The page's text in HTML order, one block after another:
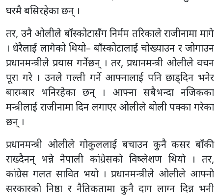
घरमै बसिरहेका छन् ।
तर, उनै ओलीले बाँस्कोटासँग निर्मम तरिकाले राजीनामा मागे
। धेरैलाई लागेको थियो– बाँस्कोटालाई चोख्याउन र जोगाउन
प्रधानमन्त्रीले प्रयास गर्नेछन् । तर, प्रधानमन्त्री ओलीले वचन
पूरा गरे । उनले गल्ती गर्ने आफ्नालाई पनि छाड्दिन भनेर
बारम्बार भनिरहेका छन् । आफ्ना सबैभन्दा नजिकका
मन्त्रीलाई राजीनामा दिन लगाएर ओलीले बोली पक्का गरेका
छन् ।
प्रधानमन्त्री अ‌ाेलीले गाेकुललाई बचाउन कुनै कसर बाँकी
राख्दैनन् भन्ने नेपाली कांग्रेसकाे विष्लेशण थियाे । तर,
कांग्रेस गलत सावित भयाे । प्रधानमन्त्रीले अ‌ाेलीले अ‌ाफ्नाे
सरकारकाे निष्ठा र नैतिकतामा कुनै दाग लाग्न दिन्न भनी